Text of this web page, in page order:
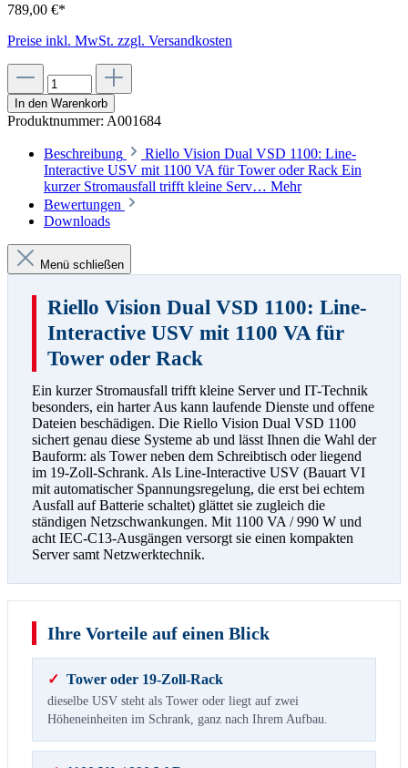
789,00 €*
Preise inkl. MwSt. zzgl. Versandkosten
In den Warenkorb
Produktnummer: A001684
Beschreibung
Riello Vision Dual VSD 1100: Line-
Interactive USV mit 1100 VA für Tower oder Rack Ein
kurzer Stromausfall trifft kleine Serv… Mehr
Bewertungen
Downloads
Menü schließen
Riello Vision Dual VSD 1100: Line-
Interactive USV mit 1100 VA für
Tower oder Rack
Ein kurzer Stromausfall trifft kleine Server und IT-Technik
besonders, ein harter Aus kann laufende Dienste und offene
Dateien beschädigen. Die Riello Vision Dual VSD 1100
sichert genau diese Systeme ab und lässt Ihnen die Wahl der
Bauform: als Tower neben dem Schreibtisch oder liegend
im 19-Zoll-Schrank. Als Line-Interactive USV (Bauart VI
mit automatischer Spannungsregelung, die erst bei echtem
Ausfall auf Batterie schaltet) glättet sie zugleich die
ständigen Netzschwankungen. Mit 1100 VA / 990 W und
acht IEC-C13-Ausgängen versorgt sie einen kompakten
Server samt Netzwerktechnik.
Ihre Vorteile auf einen Blick
✓ Tower oder 19-Zoll-Rack
dieselbe USV steht als Tower oder liegt auf zwei
Höheneinheiten im Schrank, ganz nach Ihrem Aufbau.